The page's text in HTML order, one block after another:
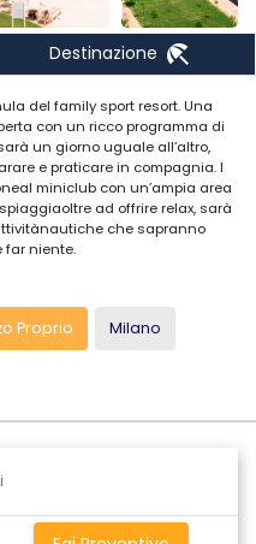
Destinazione beach_access
del family sport resort. Una
con un ricco programma di
un giorno uguale all’altro,
e praticare in compagnia. I
miniclub con un’ampia area
ad offrire relax, sarà
che sapranno
far niente.
Calabro e a 135 km
di circa 4 ettari dove
iservizi del resort.
riservata e attrezzata
1 grande piscina
Proprio Milano